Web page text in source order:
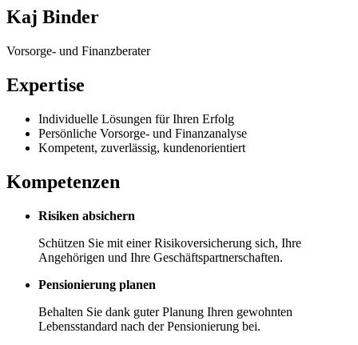
Kaj Binder
Vorsorge- und Finanzberater
Expertise
Individuelle Lösungen für Ihren Erfolg
Persönliche Vorsorge- und Finanzanalyse
Kompetent, zuverlässig, kundenorientiert
Kompetenzen
Risiken absichern
Schützen Sie mit einer Risikoversicherung sich, Ihre
Angehörigen und Ihre Geschäftspartnerschaften.
Pensionierung planen
Behalten Sie dank guter Planung Ihren gewohnten
Lebensstandard nach der Pensionierung bei.